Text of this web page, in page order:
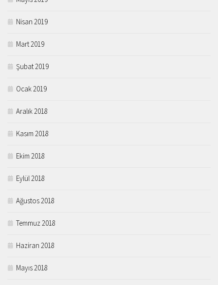
Nisan 2019
Mart 2019
Şubat 2019
Ocak 2019
Aralık 2018
Kasım 2018
Ekim 2018
Eylül 2018
Ağustos 2018
Temmuz 2018
Haziran 2018
Mayıs 2018